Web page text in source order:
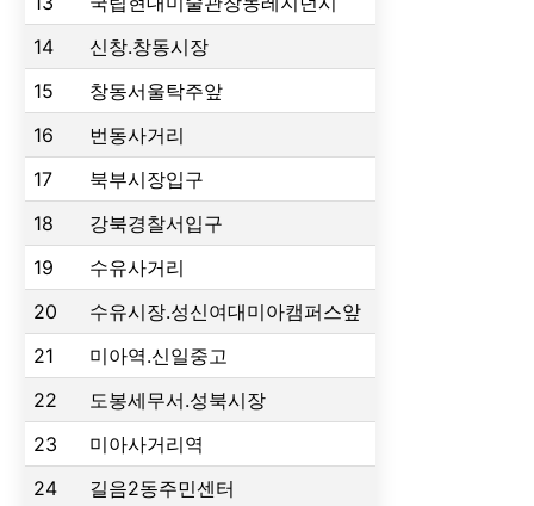
14
신창.창동시장
15
창동서울탁주앞
16
번동사거리
17
북부시장입구
18
강북경찰서입구
19
수유사거리
20
수유시장.성신여대미아캠퍼스앞
21
미아역.신일중고
22
도봉세무서.성북시장
23
미아사거리역
24
길음2동주민센터